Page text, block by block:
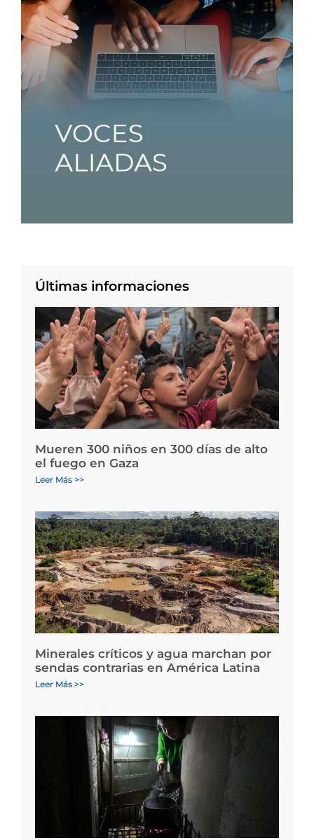
Últimas informaciones
Mueren 300 niños en 300 días de alto
el fuego en Gaza
Leer Más >>
Minerales críticos y agua marchan por
sendas contrarias en América Latina
Leer Más >>